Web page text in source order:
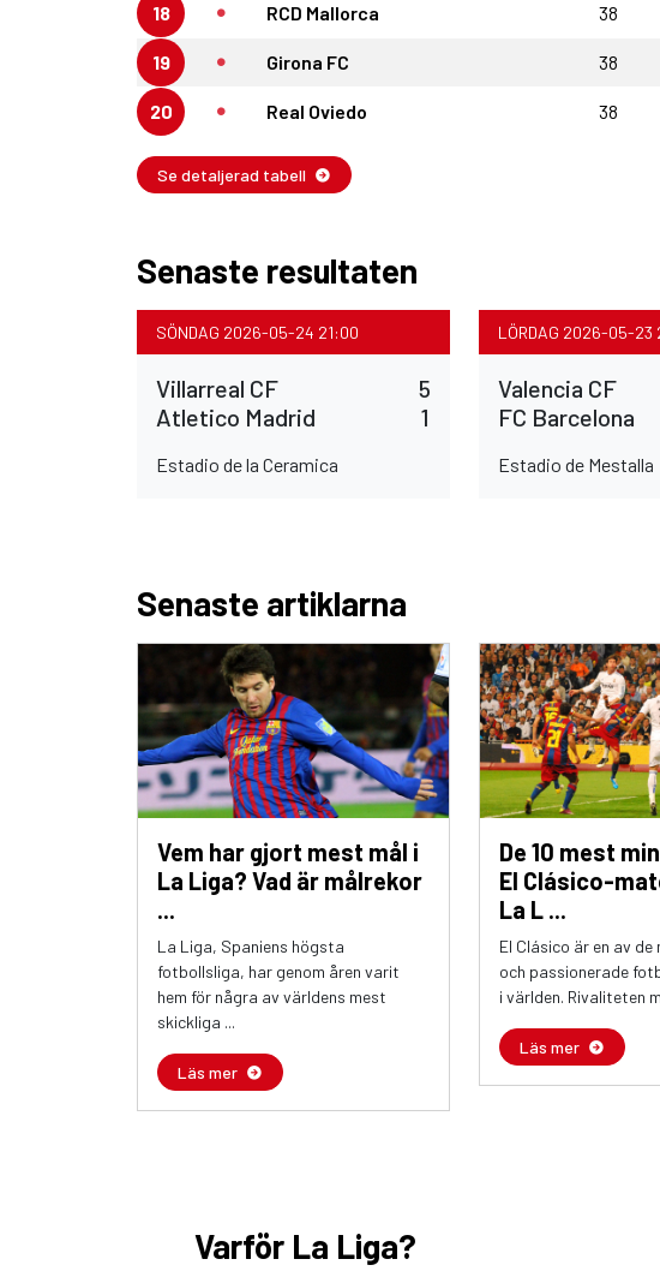
18 RCD Mallorca 38
19 Girona FC 38
20 Real Oviedo 38
Se detaljerad tabell
Senaste resultaten
SÖNDAG 2026-05-24 21:00
Villarreal CF
Atletico Madrid
5
1
Estadio de la Ceramica
LÖRDAG 2026-05-23
Valencia CF
FC Barcelona
Estadio de Mestalla
Senaste artiklarna
Vem har gjort mest mål i
La Liga? Vad är målrekor
...
La Liga, Spaniens högsta
fotbollsliga, har genom åren varit
hem för några av världens mest
skickliga ...
Läs mer
De 10 mest
El Clásico-
La L ...
El Clásico är en av
och passionerade
i världen. Rivaliteten
Läs mer
Varför La Liga?